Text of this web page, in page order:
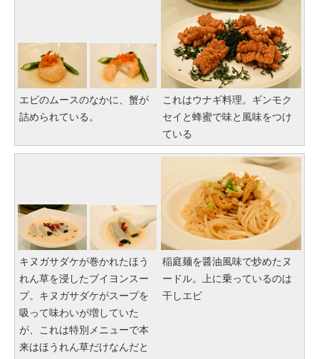
エビのムースのなかに、蟹が
詰められている。
これはウナギ料理。ギンモク
セイと蜂蜜で味と風味をつけ
ている
キヌガサダケが巻かれたほう
れん草を浸したブイヨンスー
プ。キヌガサダケがスープを
吸って味わいが増していた
が、これは特別メニューで本
来はほうれん草だけなんだと
稲庭麺を醤油風味で炒めたヌ
ードル。上に乗っているのは
干しエビ